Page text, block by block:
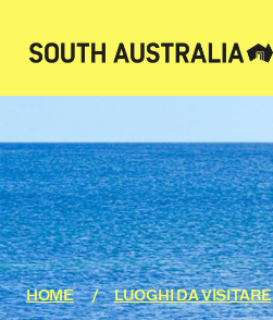
HOME LUOGHI DA VISITARE